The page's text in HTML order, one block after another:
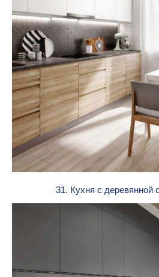
31. Кухня с деревянной